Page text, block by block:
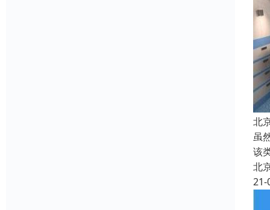
北
虽
该
北
21-